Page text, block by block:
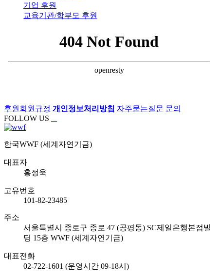
기업 후원
교육기관/학부모 후원
후원회원규정 개인정보처리방침 자주묻는질문 문의
FOLLOW US
한국WWF (세계자연기금)
대표자
홍정욱
고유번호
101-82-23485
주소
서울특별시 종로구 종로 47 (공평동) SC제일은행본점빌
딩 15층 WWF (세계자연기금)
대표전화
02-722-1601 (운영시간 09-18시)